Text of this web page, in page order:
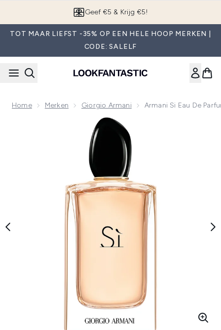
App downloaden
TOT MAAR LIEFST -35% OP EEN HELE HOOP MERKEN |
CODE: SALELF
Home Merken Giorgio Armani Armani Si Eau De
Now showing image 1 Armani Si Eau de Parfum - 150ml